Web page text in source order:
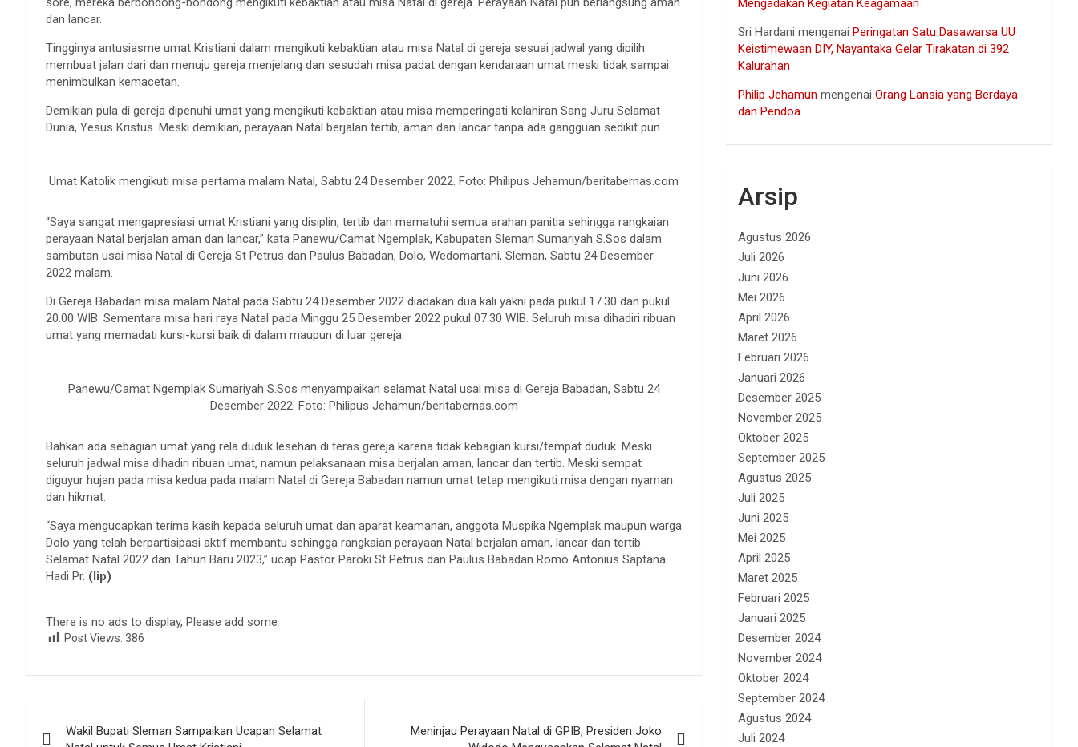
dan lancar.
Tingginya antusiasme umat Kristiani dalam mengikuti kebaktian atau misa Natal di gereja sesuai jadwal yang dipilih
membuat jalan dari dan menuju gereja menjelang dan sesudah misa padat dengan kendaraan umat meski tidak sampai
menimbulkan kemacetan.
Demikian pula di gereja dipenuhi umat yang mengikuti kebaktian atau misa memperingati kelahiran Sang Juru Selamat
Dunia, Yesus Kristus. Meski demikian, perayaan Natal berjalan tertib, aman dan lancar tanpa ada gangguan sedikit pun.
Umat Katolik mengikuti misa pertama malam Natal, Sabtu 24 Desember 2022. Foto: Philipus Jehamun/beritabernas.com
“Saya sangat mengapresiasi umat Kristiani yang disiplin, tertib dan mematuhi semua arahan panitia sehingga rangkaian
perayaan Natal berjalan aman dan lancar,” kata Panewu/Camat Ngemplak, Kabupaten Sleman Sumariyah S.Sos dalam
sambutan usai misa Natal di Gereja St Petrus dan Paulus Babadan, Dolo, Wedomartani, Sleman, Sabtu 24 Desember
2022 malam.
Di Gereja Babadan misa malam Natal pada Sabtu 24 Desember 2022 diadakan dua kali yakni pada pukul 17.30 dan pukul
20.00 WIB. Sementara misa hari raya Natal pada Minggu 25 Desember 2022 pukul 07.30 WIB. Seluruh misa dihadiri ribuan
umat yang memadati kursi-kursi baik di dalam maupun di luar gereja.
Panewu/Camat Ngemplak Sumariyah S.Sos menyampaikan selamat Natal usai misa di Gereja Babadan, Sabtu 24
Desember 2022. Foto: Philipus Jehamun/beritabernas.com
Bahkan ada sebagian umat yang rela duduk lesehan di teras gereja karena tidak kebagian kursi/tempat duduk. Meski
seluruh jadwal misa dihadiri ribuan umat, namun pelaksanaan misa berjalan aman, lancar dan tertib. Meski sempat
diguyur hujan pada misa kedua pada malam Natal di Gereja Babadan namun umat tetap mengikuti misa dengan nyaman
dan hikmat.
“Saya mengucapkan terima kasih kepada seluruh umat dan aparat keamanan, anggota Muspika Ngemplak maupun warga
Dolo yang telah berpartisipasi aktif membantu sehingga rangkaian perayaan Natal berjalan aman, lancar dan tertib.
Selamat Natal 2022 dan Tahun Baru 2023,” ucap Pastor Paroki St Petrus dan Paulus Babadan Romo Antonius Saptana
Hadi Pr. (lip)
There is no ads to display, Please add some
Post Views: 386
Wakil Bupati Sleman Sampaikan Ucapan Selamat
Meninjau Perayaan Natal di GPIB, Presiden Joko
Mengadakan Kegiatan Keagamaan
Sri Hardani mengenaiPeringatan Satu Dasawarsa UU
Keistimewaan DIY, Nayantaka Gelar Tirakatan di 392
Kalurahan
Philip Jehamun mengenaiOrang Lansia yang Berdaya
dan Pendoa
Arsip
Agustus 2026
Juli 2026
Juni 2026
Mei 2026
April 2026
Maret 2026
Februari 2026
Januari 2026
Desember 2025
November 2025
Oktober 2025
September 2025
Agustus 2025
Juli 2025
Juni 2025
Mei 2025
April 2025
Maret 2025
Februari 2025
Januari 2025
Desember 2024
November 2024
Oktober 2024
September 2024
Agustus 2024
Juli 2024